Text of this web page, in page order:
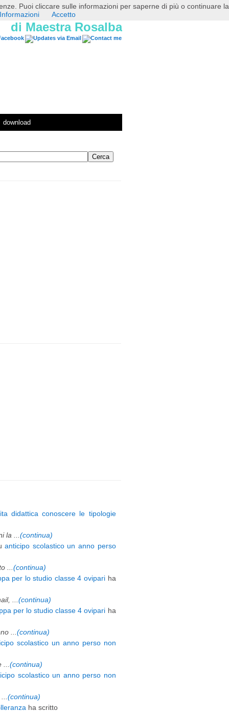
di Maestra Rosalba
download
didattica conoscere le tipologie
la ... (continua)
anticipo scolastico un anno perso
... (continua)
per lo studio classe 4 ovipariha
... (continua)
per lo studio classe 4 ovipari ha
... (continua)
scolastico un anno perso non
(continua)
scolastico un anno perso non
(continua)
ha scritto
Puoi cliccare sulle informazioni per saperne di più o continuare la
Accetto